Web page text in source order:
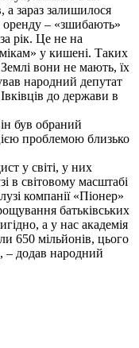
а зараз залишилося
– «зшибають»
рік. Це не на
у кишені. Таких
Землі вони не мають, їх
народний депутат
до держави в
був обраний
проблемою близько
у світі, у них
в світовому масштабі
компанії «Піонер»
батьківських
а у нас академія
650 мільйонів, цього
– додав народний